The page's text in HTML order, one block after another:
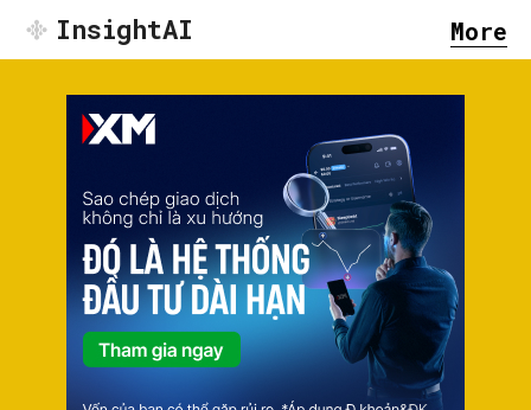
InsightAI More